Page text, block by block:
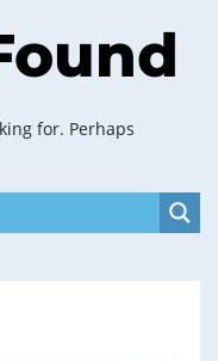
for. Perhaps